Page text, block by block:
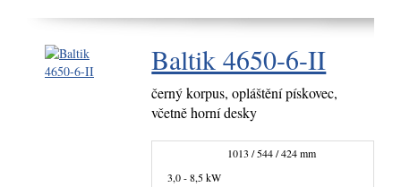
Baltik 4650-6-II
černý korpus, opláštění pískovec,
včetně horní desky
1013 / 544 / 424 mm
3,0 - 8,5 kW